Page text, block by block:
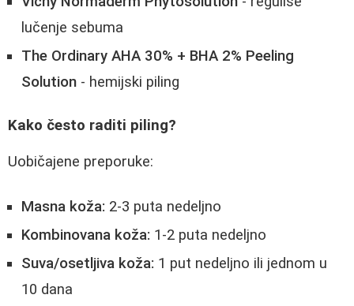
lučenje sebuma
The Ordinary AHA 30% + BHA 2% Peeling
Solution - hemijski piling
Kako često raditi piling?
Uobičajene preporuke:
Masna koža: 2-3 puta nedeljno
Kombinovana koža: 1-2 puta nedeljno
Suva/osetljiva koža: 1 put nedeljno ili jednom u
10 dana